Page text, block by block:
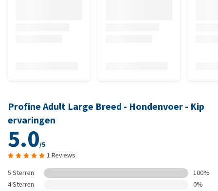
Profine Adult Large Breed - Hondenvoer - Kip
ervaringen
5.0/5
1 Reviews
5 Sterren
100%
4 Sterren
0%